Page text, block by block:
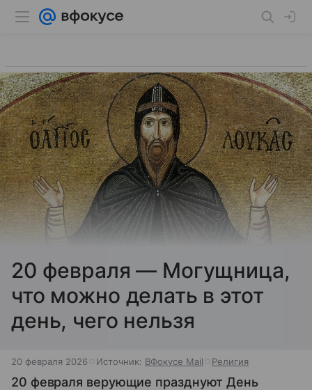
20 февраля — Могущница,
что можно делать в этот
день, чего нельзя
20 февраля 2026 Источник: ВФокусе Mail Религия
20 февраля верующие празднуют День